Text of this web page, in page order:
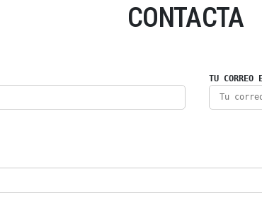
CONTACTA
TU CORREO